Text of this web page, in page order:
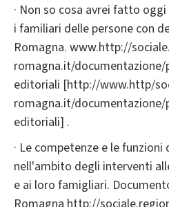
· Non so cosa avrei fatto
i familiari delle persone con
Romagna. www.http://
romagna.it/
editoriali [http://www.http/
romagna.it/
editoriali] .
· Le competenze e le
nell'ambito degli interventi
e ai loro famigliari.